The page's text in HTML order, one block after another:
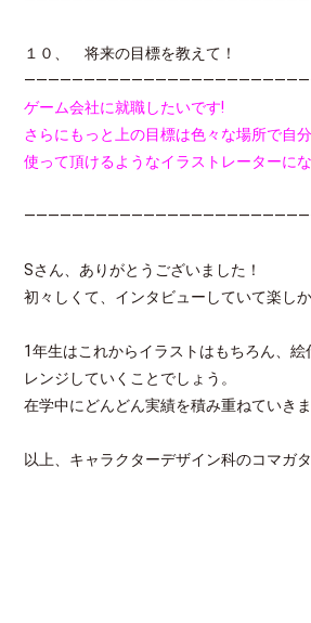
１０、 将来の目標を教えて！
ゲーム会社に就職したいです!
さらにもっと上の目標は色々な場所で自
使って頂けるようなイラストレーターにな
Sさん、ありがとうございました！
初々しくて、インタビューしていて楽しか
1年生はこれからイラストはもちろん、絵
レンジしていくことでしょう。
在学中にどんどん実績を積み重ねていきま
以上、キャラクターデザイン科のコマガタ